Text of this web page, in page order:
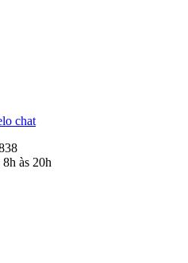
chat
às 20h